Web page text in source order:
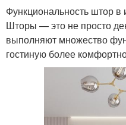
Функциональность штор в
Шторы — это не просто
выполняют множество
гостиную более